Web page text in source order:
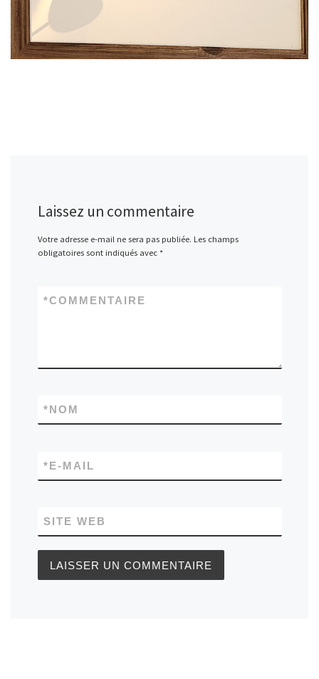
Laissez un commentaire
Votre adresse e-mail ne sera pas publiée. Les champs
obligatoires sont indiqués avec *
COMMENTAIRE
*
NOM
*
E-MAIL
*
SITE WEB